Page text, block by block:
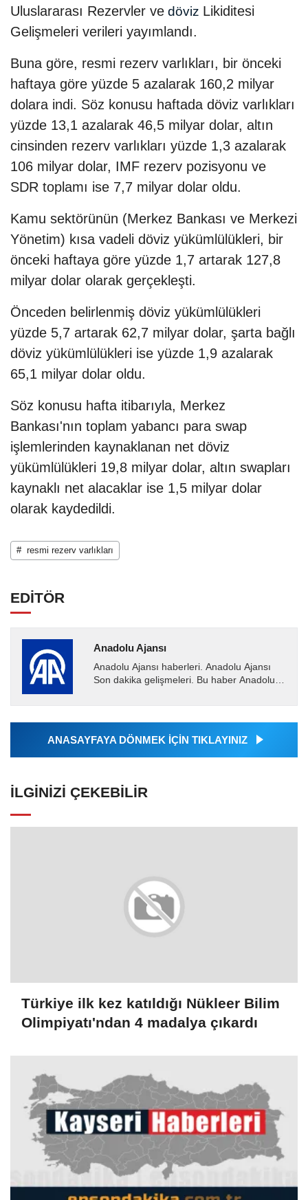
Uluslararası Rezervler ve döviz Likiditesi
Gelişmeleri verileri yayımlandı.
Buna göre, resmi rezerv varlıkları, bir önceki
haftaya göre yüzde 5 azalarak 160,2 milyar
dolara indi. Söz konusu haftada döviz varlıkları
yüzde 13,1 azalarak 46,5 milyar dolar, altın
cinsinden rezerv varlıkları yüzde 1,3 azalarak
106 milyar dolar, IMF rezerv pozisyonu ve
SDR toplamı ise 7,7 milyar dolar oldu.
Kamu sektörünün (Merkez Bankası ve Merkezi
Yönetim) kısa vadeli döviz yükümlülükleri, bir
önceki haftaya göre yüzde 1,7 artarak 127,8
milyar dolar olarak gerçekleşti.
Önceden belirlenmiş döviz yükümlülükleri
yüzde 5,7 artarak 62,7 milyar dolar, şarta bağlı
döviz yükümlülükleri ise yüzde 1,9 azalarak
65,1 milyar dolar oldu.
Söz konusu hafta itibarıyla, Merkez
Bankası'nın toplam yabancı para swap
işlemlerinden kaynaklanan net döviz
yükümlülükleri 19,8 milyar dolar, altın swapları
kaynaklı net alacaklar ise 1,5 milyar dolar
olarak kaydedildi.
# resmi rezerv varlıkları
EDİTÖR
Anadolu Ajansı
Anadolu Ajansı haberleri. Anadolu Ajansı
Son dakika gelişmeleri. Bu haber Anadolu
Ajansı tarafından...
ANASAYFAYA DÖNMEK İÇİN TIKLAYINIZ
İLGINIZI ÇEKEBILIR
Türkiye ilk kez katıldığı Nükleer Bilim
Olimpiyatı'ndan 4 madalya çıkardı